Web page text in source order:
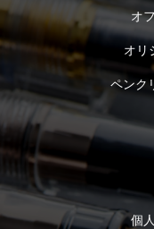
オ
オリ
ペンク
個